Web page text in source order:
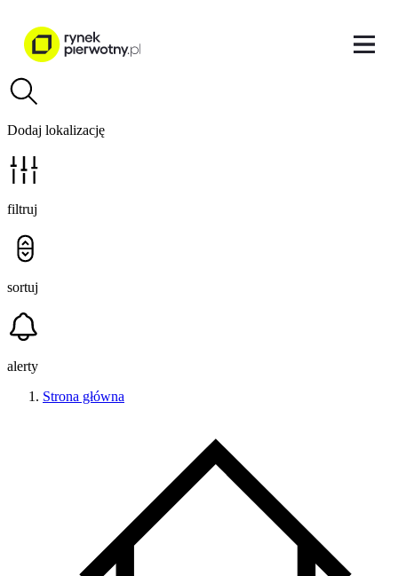
Dodaj lokalizację
filtruj
sortuj
alerty
Strona główna